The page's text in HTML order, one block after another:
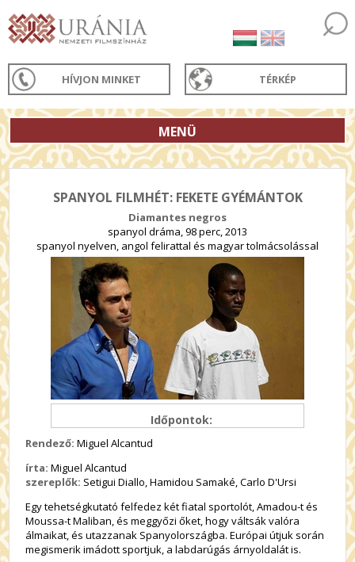
HÍVJON MINKET TÉRKÉP
MENÜ
SPANYOL FILMHÉT: FEKETE GYÉMÁNTOK
Diamantes negros
spanyol dráma, 98 perc, 2013
spanyol nyelven, angol felirattal és magyar tolmácsolással
Időpontok:
Rendező: Miguel Alcantud
írta: Miguel Alcantud
szereplők: Setigui Diallo, Hamidou Samaké, Carlo D'Ursi
Egy tehetségkutató felfedez két fiatal sportolót, Amadou-t és
Moussa-t Maliban, és meggyőzi őket, hogy váltsák valóra
álmaikat, és utazzanak Spanyolországba. Európai útjuk során
megismerik imádott sportjuk, a labdarúgás árnyoldalát is.